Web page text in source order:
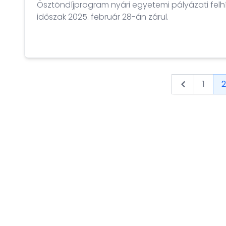
Ösztöndíjprogram nyári egyetemi pályázati
időszak 2025. február 28-án zárul.
&laquo;
1 2